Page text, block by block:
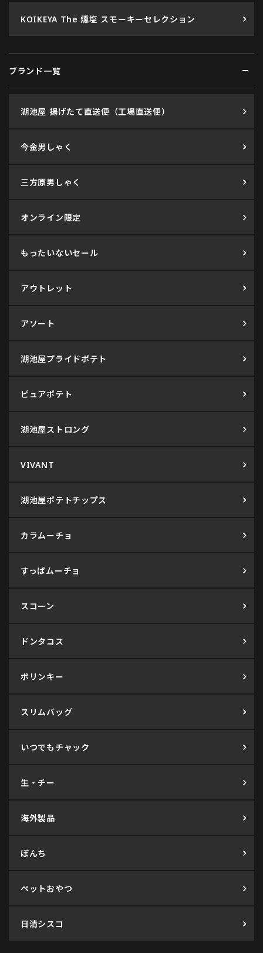
KOIKEYA The 燻塩 スモーキーセレクション
ブランド一覧
湖池屋 揚げたて直送便（工場直送便）
今金男しゃく
三方原男しゃく
オンライン限定
もったいないセール
アウトレット
アソート
湖池屋プライドポテト
ピュアポテト
湖池屋ストロング
VIVANT
湖池屋ポテトチップス
カラムーチョ
すっぱムーチョ
スコーン
ドンタコス
ポリンキー
スリムバッグ
いつでもチャック
生・チー
海外製品
ぼんち
ペットおやつ
日清シスコ